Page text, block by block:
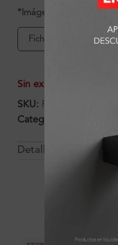
*Imágenes referenciales
Ficha de producto
Sin existencias
SKU: FA15696
Categorías:
Detalles y Material
OTROS